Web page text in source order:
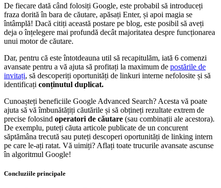
De fiecare dată când folosiți Google, este probabil să introduceți
fraza dorită în bara de căutare, apăsați Enter, și apoi magia se
întâmplă! Dacă citiți această postare pe blog, este posibil să aveți
deja o înțelegere mai profundă decât majoritatea despre funcționarea
unui motor de căutare.
Dar, pentru că este întotdeauna util să recapitulăm, iată 6 comenzi
avansate pentru a vă ajuta să profitați la maximum de postările de
invitați, să descoperiți oportunități de linkuri interne nefolosite și să
identificați conținutul duplicat.
Cunoașteți beneficiile Google Advanced Search? Acesta vă poate
ajuta să vă îmbunătățiți căutările și să obțineți rezultate extrem de
precise folosind operatori de căutare (sau combinații ale acestora).
De exemplu, puteți căuta articole publicate de un concurent
săptămâna trecută sau puteți descoperi oportunități de linking intern
pe care le-ați ratat. Vă uimiți? Aflați toate trucurile avansate ascunse
în algoritmul Google!
Concluziile principale